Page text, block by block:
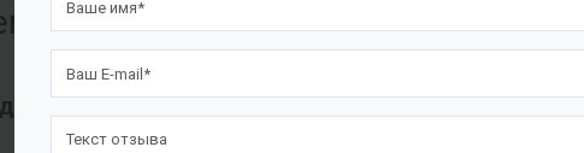
оформить лизинг на условиях,
Оформим документы и